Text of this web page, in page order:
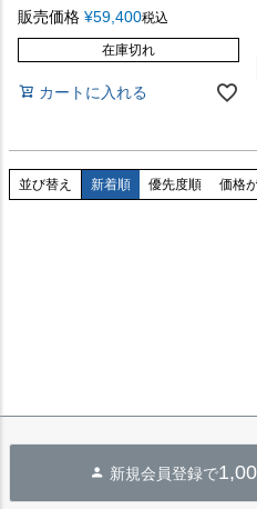
販売価格 ¥59,400税込
在庫切れ
カートに入れる
並び替え 新着順 優先度順 価格
新規会員登録で